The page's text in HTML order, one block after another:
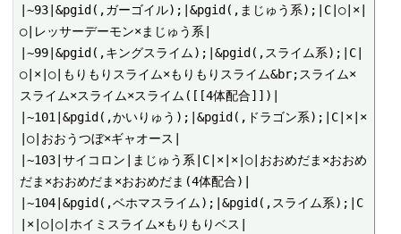
|~93|&pgid(,ガーゴイル);|&pgid(,まじゅう系);|C|○|×|
○|レッサーデーモン×まじゅう系|
|~99|&pgid(,キングスライム);|&pgid(,スライム系);|C|
○|×|○|もりもりスライム×もりもりスライム&br;スライム×
スライム×スライム×スライム([[4体配合]])|
|~101|&pgid(,かいりゅう);|&pgid(,ドラゴン系);|C|×|×
|○|おおうつぼ×ギャオース|
|~103|サイコロン|まじゅう系|C|×|×|○|おおめだま×おおめ
だま×おおめだま×おおめだま(4体配合)|
|~104|&pgid(,ベホマスライム);|&pgid(,スライム系);|C
|×|○|○|ホイミスライム×もりもりベス|